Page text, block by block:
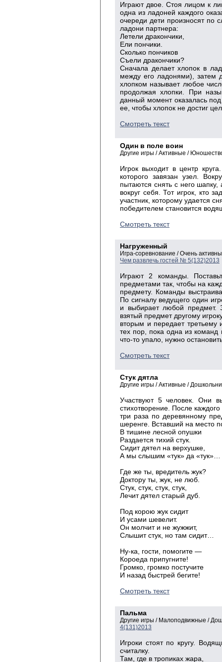
Играют двое. Стоя лицом к
одна из ладоней каждого
очереди дети произносят по
ладони партнера:
Летели дракончики,
Ели пончики.
Сколько пончиков
Съели дракончики?
Сначала делает хлопок в
между его ладонями), затем
хлопком называет любое
продолжая хлопки. При
данный момент оказалась
ее, чтобы хлопок не достиг
Смотреть текст
Один в поле воин
Другие игры / Активные /
Игрок выходит в центр
которого завязан узел.
пытаются снять с него
вокруг себя. Тот игрок, кто
участник, которому удается
победителем становится
Смотреть текст
Нагруженный
Игра-соревнование / Очень
Чем развлечь гостей № 5(132)2013
Играют 2 команды.
предметами так, чтобы на
предмету. Команды
По сигналу ведущего один
и выбирает любой предмет.
взятый предмет другому
вторым и передает третьему
тех пор, пока одна из команд
что-то упало, нужно
Смотреть текст
Стук дятла
Другие игры / Активные /
Участвуют 5 человек. Они
стихотворение. После
три раза по деревянному
шеренге. Вставший на место
В тишине лесной опушки
Раздается тихий стук.
Сидит дятел на верхушке,
А мы слышим «тук» да «тук»…
Где же ты, вредитель жук?
Доктору ты, жук, не люб.
Стук, стук, стук, стук,
Лечит дятел старый дуб.
Под корою жук сидит
И усами шевелит.
Он молчит и не жужжит,
Слышит стук, но там сидит…
Ну-ка, гости, помогите —
Короеда припугните!
Громко, громко постучите
И назад быстрей бегите!
Смотреть текст
Пальма
Другие игры / Малоподвижные /
4(131)2013
Игроки стоят по кругу.
считалку.
Там, где в тропиках жара,